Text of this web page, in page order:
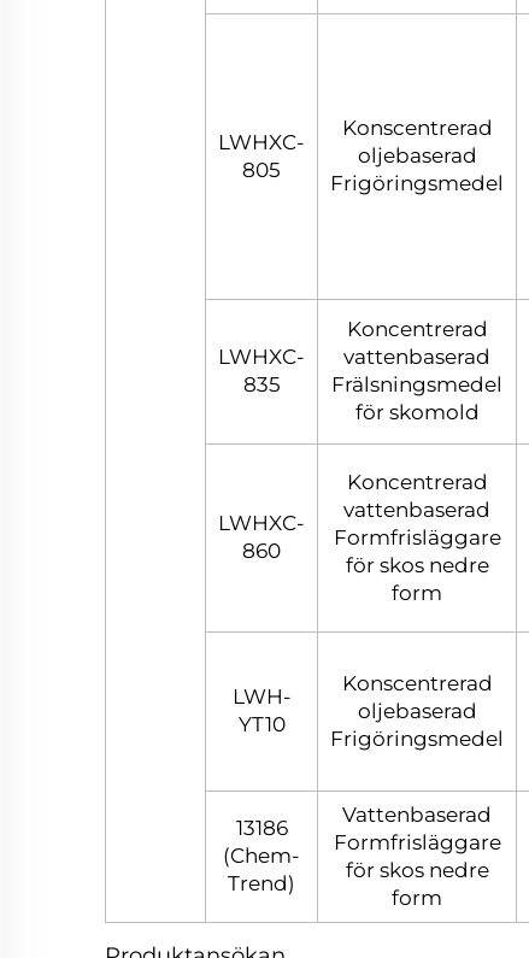
LWHXC-
805
Konscentrerad
oljebaserad
Frigöringsmedel
LWHXC-
835
Koncentrerad
vattenbaserad
Frälsningsmedel
för skomold
LWHXC-
860
Koncentrerad
vattenbaserad
Formfrisläggare
för skos nedre
form
LWH-
YT10
Konscentrerad
oljebaserad
Frigöringsmedel
13186
(Chem-
Trend)
Vattenbaserad
Formfrisläggare
för skos nedre
form